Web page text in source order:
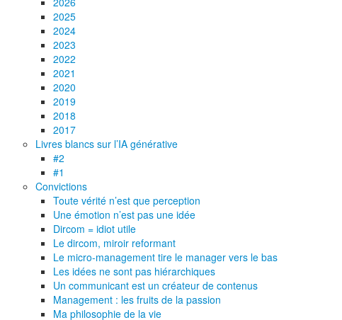
2025
2024
2023
2022
2021
2020
2019
2018
2017
Livres blancs sur l’IA générative
#2
#1
Convictions
Toute vérité n’est que perception
Une émotion n’est pas une idée
Dircom = idiot utile
Le dircom, miroir reformant
Le micro-management tire le manager vers le bas
Les idées ne sont pas hiérarchiques
Un communicant est un créateur de contenus
Management : les fruits de la passion
Ma philosophie de la vie